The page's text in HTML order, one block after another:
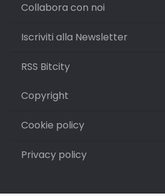
Collabora con noi
Iscriviti alla Newsletter
RSS Bitcity
Copyright
Cookie policy
Privacy policy